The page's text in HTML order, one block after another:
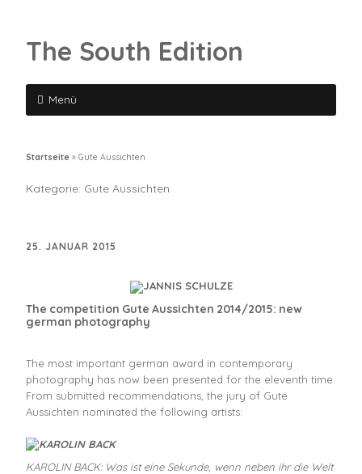
The South Edition
Menü
Startseite » Gute Aussichten
Kategorie: Gute Aussichten
25. JANUAR 2015
The competition Gute Aussichten 2014/2015: new
german photography
The most important german award in contemporary
photography has now been presented for the eleventh time.
From submitted recommendations, the jury of Gute
Aussichten nominated the following artists:
KAROLIN BACK: Was ist eine Sekunde, wenn neben ihr die Welt